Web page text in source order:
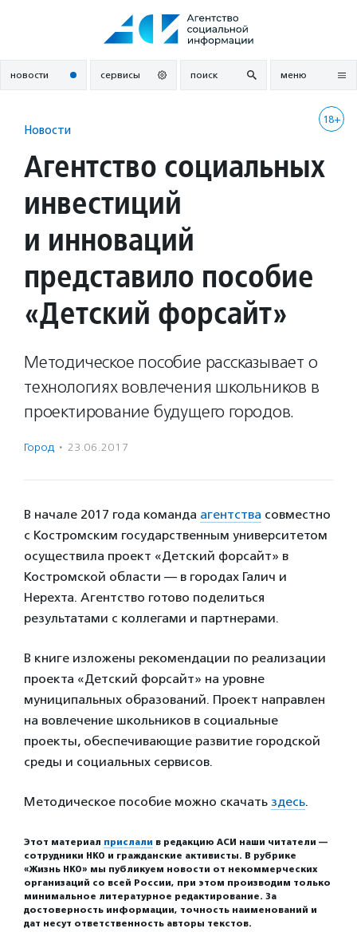
новости сервисы поиск меню
18+
Новости
Агентство социальных
инвестиций
и инноваций
представило пособие
«Детский форсайт»
Методическое пособие рассказывает о
технологиях вовлечения школьников в
проектирование будущего городов.
Город · 23.06.2017
В начале 2017 года команда агентства совместно
с Костромским государственным университетом
осуществила проект «Детский форсайт» в
Костромской области — в городах Галич и
Нерехта. Агентство готово поделиться
результатами с коллегами и партнерами.
В книге изложены рекомендации по реализации
проекта «Детский форсайт» на уровне
муниципальных образований. Проект направлен
на вовлечение школьников в социальные
проекты, обеспечивающие развитие городской
среды и социальных сервисов.
Методическое пособие можно скачать здесь.
Этот материал прислали в редакцию АСИ наши читатели —
сотрудники НКО и гражданские активисты. В рубрике
«Жизнь НКО» мы публикуем новости от некоммерческих
организаций со всей России, при этом производим только
минимальное литературное редактирование. За
достоверность информации, точность наименований и
дат несут ответственность авторы текстов.